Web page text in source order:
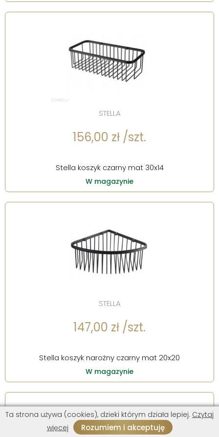
STELLA
156,00 zł /szt.
Stella koszyk czarny mat 30x14
W magazynie
STELLA
147,00 zł /szt.
Stella koszyk narożny czarny mat 20x20
W magazynie
Ta strona używa (cookies), dzieki którym działa lepiej. Czytaj
więcej
Rozumiem i akceptuję